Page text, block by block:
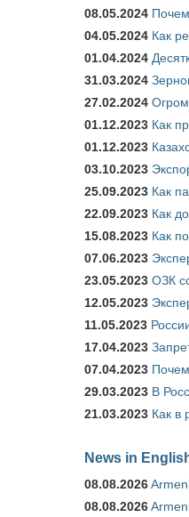
08.05.2024
04.05.2024 Как
01.04.2024
31.03.2024
27.02.2024
01.12.2023 Как
01.12.2023
03.10.2023
25.09.2023 Как
22.09.2023 Как
15.08.2023 Как
07.06.2023
23.05.2023 ОЗК
12.05.2023
11.05.2023
17.04.2023
07.04.2023
29.03.2023 В
21.03.2023 Как в
News in
08.08.2026
08.08.2026